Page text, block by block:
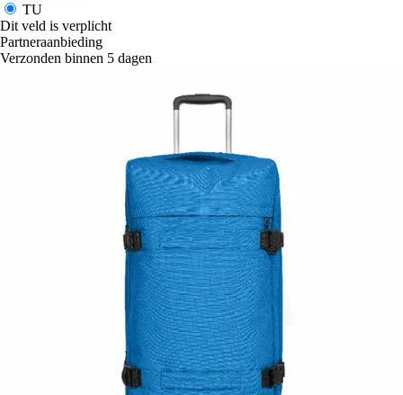
TU
Dit veld is verplicht
Partneraanbieding
Verzonden binnen 5 dagen